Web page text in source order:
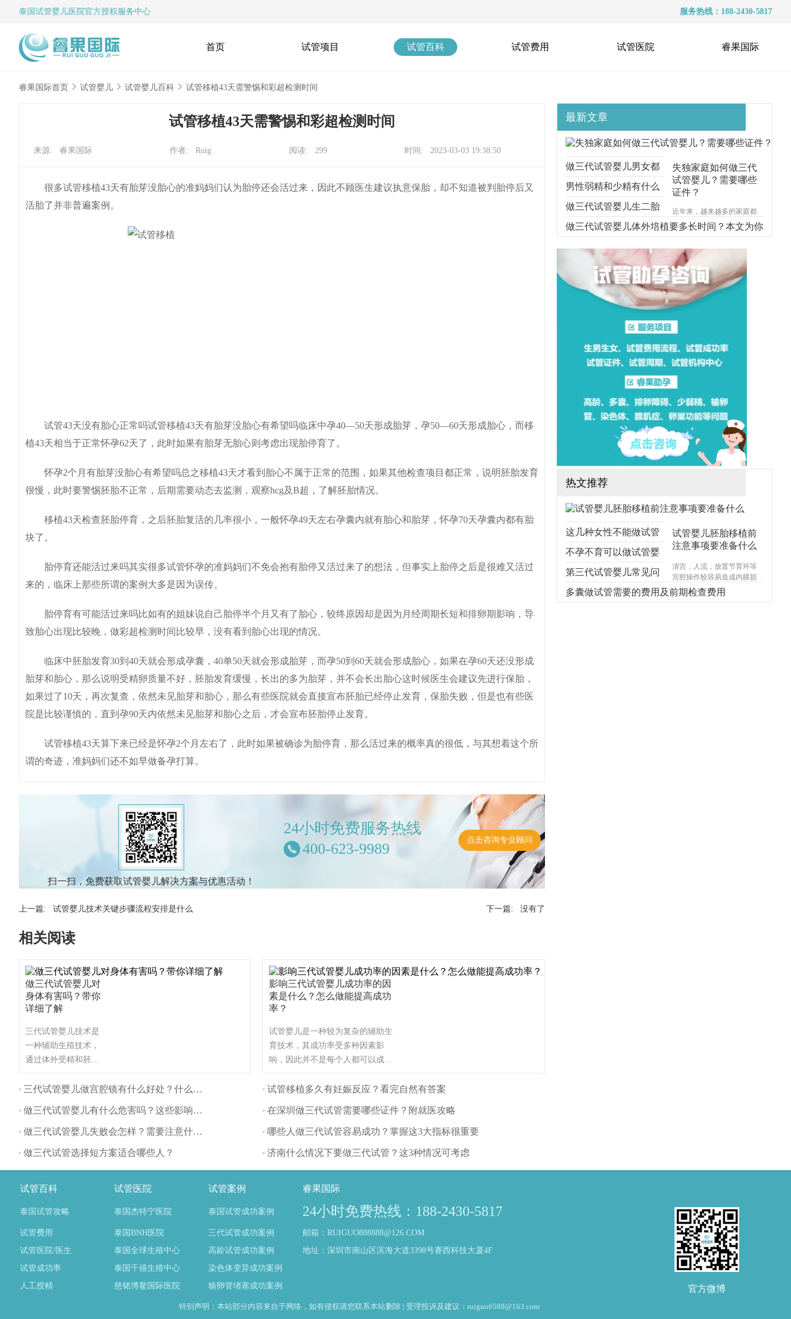
泰国试管婴儿 医院官方授权服务中心 服务热线：188-2430-5817
首页 试管项目 试管百科 试管费用 试管医院 睿果国际
睿果国际首页 试管婴儿 试管婴儿百科 试管移植43天需警惕和彩超检测时间
试管移植43天需警惕和彩超检测时间
来源: 睿果国际 作者: Ruig 阅读: 299 时间: 2023-03-03 19:38:50
很多试管移植43天有胎芽没胎心的准妈妈们认为胎停还会活过来，因此不顾医生建议执意保胎，却不知道被判胎停后又
活胎了并非普遍案例。
试管43天没有胎心正常吗试管移植43天有胎芽没胎心有希望吗临床中孕40—50天形成胎芽，孕50—60天形成胎心，而移
植43天相当于正常怀孕62天了，此时如果有胎芽无胎心则考虑出现胎停育了。
怀孕2个月有胎芽没胎心有希望吗总之移植43天才看到胎心不属于正常的范围，如果其他检查项目都正常，说明胚胎发育
很慢，此时要警惕胚胎不正常，后期需要动态去监测，观察hcg及B超，了解胚胎情况。
移植43天检查胚胎停育，之后胚胎复活的几率很小，一般怀孕49天左右孕囊内就有胎心和胎芽，怀孕70天孕囊内都有胎
块了。
胎停育还能活过来吗其实很多试管怀孕的准妈妈们不免会抱有胎停又活过来了的想法，但事实上胎停之后是很难又活过
来的，临床上那些所谓的案例大多是因为误传。
胎停育有可能活过来吗比如有的姐妹说自己胎停半个月又有了胎心，较终原因却是因为月经周期长短和排卵期影响，导
致胎心出现比较晚，做彩超检测时间比较早，没有看到胎心出现的情况。
临床中胚胎发育30到40天就会形成孕囊，40单50天就会形成胎芽，而孕50到60天就会形成胎心，如果在孕60天还没形成
胎芽和胎心，那么说明受精卵质量不好，胚胎发育缓慢，长出的多为胎芽，并不会长出胎心这时候医生会建议先进行保胎，
如果过了10天，再次复查，依然未见胎芽和胎心，那么有些医院就会直接宣布胚胎已经停止发育，保胎失败，但是也有些医
院是比较谨慎的，直到孕90天内依然未见胎芽和胎心之后，才会宣布胚胎停止发育。
试管移植43天算下来已经是怀孕2个月左右了，此时如果被确诊为胎停育，那么活过来的概率真的很低，与其想着这个所
谓的奇迹，准妈妈们还不如早做备孕打算。
扫一扫，免费获取试管婴儿解决方案与优惠活动！
24小时免费服务热线
400-623-9989
点击咨询专业顾问
上一篇: 试管婴儿技术关键步骤流程安排是什么 下一篇: 没有了
相关阅读
做三代试管婴儿对
身体有害吗？带你
详细了解
三代试管婴儿技术是
一种辅助生殖技术，
通过体外受精和胚胎
不育夫妇生育。与自
管婴儿对身体的影响
主要体现在以下几个
三代试管婴儿做宫腔镜有什么好处？什么时间做最好？
做三代试管婴儿有什么危害吗？这些影响要注意
做三代试管婴儿失败会怎样？需要注意什么？
做三代试管选择短方案适合哪些人？
影响三代试管婴儿成功率的因
素是什么？怎么做能提高成功
率？
试管婴儿是一种较为复杂的辅助生
育技术，其成功率受多种因素影
响，因此并不是每个人都可以成
也有可能有些人做试管婴儿不能成
要因素有哪些呢？（如果还想了解
更多的试管婴儿流程、费用、成功
问，解决相关问题）
试管移植多久有妊娠反应？看完自然有答案
在深圳做三代试管需要哪些证件？附就医攻略
哪些人做三代试管容易成功？掌握这3大指标很重要
济南什么情况下要做三代试管？这3种情况可考虑
最新文章
失独家庭如何做三代
试管婴儿？需要哪些
证件？
近年来，越来越多的家庭都
遭受着失去孩子的痛苦，对
于失独家庭的来说，再生育
安慰方式。那么，失独家庭
想做三代试管可行吗？需要
哪些手续？（如果还想了解
更多的试管婴儿流程、费
用、成功率，可点击在线咨
询，询问专业顾问，解决相
做三代试管婴儿男女都
要准备什么？本文跟你
说明一切
男性弱精和少精有什么
区别？能不能做三代试
管？
做三代试管婴儿生二胎
要考虑什么问题？本文
给你解释清楚
做三代试管婴儿体外培植要多长时间？本文为你
步步分解
热文推荐
试管婴儿胚胎移植前
注意事项要准备什么
清宫，人流，放置节育环等
宫腔操作较容易造成内膜损
伤，使基底层受损，造成宫
腔内形成粘连，宫腔形态异
这几种女性不能做试管
婴儿，不能！不能！不
能！
不孕不育可以做试管婴
儿吗？
第三代试管婴儿常见问
题，你想知道的都在
多囊做试管需要的费用及前期检查费用
试管百科 试管医院 试管案例 睿果国际
泰国试管攻略 泰国杰特宁医院 泰国试管成功案例 24小时免费热线：188-2430-5817
试管费用 泰国BNH医院 三代试管成功案例
邮箱：RUIGUO888888@126.COM
试管医院/医生
泰国全球生殖中心 高龄试管成功案例
地址：深圳市南山区滨海大道3398号赛西科技大厦4F
试管成功率
泰国千禧生殖中心
染色体变异成功案例
人工授精
慈铭博鳌国际医院 输卵管堵塞成功案例
特别声明：本站部分内容来自于网络，如有侵权请您联系本站删除 | 受理投诉及建议：ruiguo6588@163.com
官方微博